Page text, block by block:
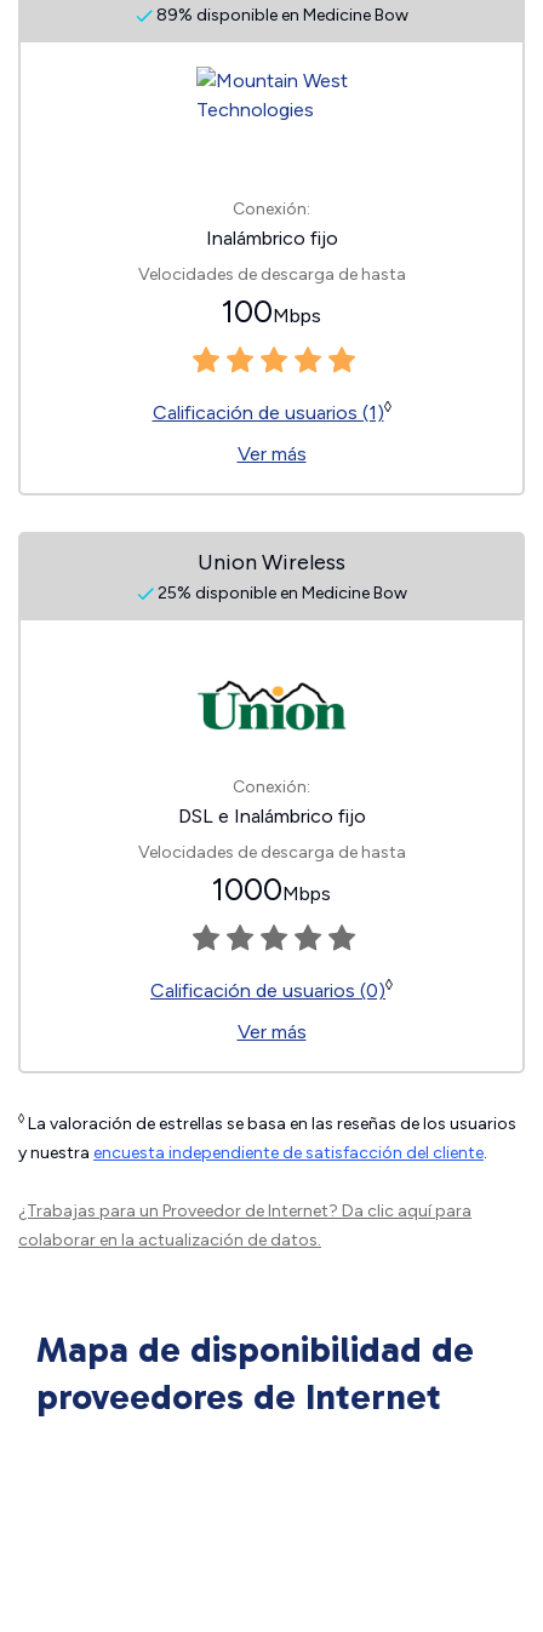
89% disponible en Medicine Bow
Conexión:
Inalámbrico fijo
Velocidades de descarga de hasta
100Mbps
Calificación de usuarios (1)◊
Ver más
Union Wireless
25% disponible en Medicine Bow
Conexión:
DSL e Inalámbrico fijo
Velocidades de descarga de hasta
1000Mbps
Calificación de usuarios (0)◊
Ver más
◊ La valoración de estrellas se basa en las reseñas de los usuarios
y nuestra encuesta independiente de satisfacción del cliente.
¿Trabajas para un Proveedor de Internet? Da clic aquípara
colaborar en la actualización de datos.
Mapa de disponibilidad de
proveedores de Internet